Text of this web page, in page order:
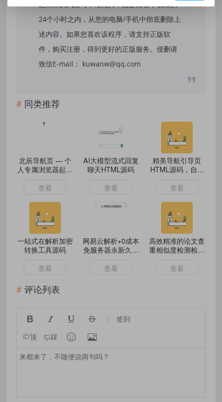
24个小时之内，从您的电脑/手机中彻底删除上
述内容。如果您喜欢该程序，请支持正版软
件，购买注册，得到更好的正版服务。侵删请
致信E-mail： kuwanw@qq.com
同类推荐
北辰导航页 — 个
人专属浏览器起始
查看
AI大模型流式回复
聊天HTML源码
查看
精美导航引导页
HTML源码，自适
查看
一站式在解析加密
转换工具源码
查看
网易云解析+0成本
免服务器永新久搭
查看
高效精准的论文查
重相似度检测检测
HTML源码
查看
评论列表
    签到
顶 踩  